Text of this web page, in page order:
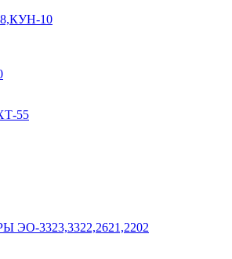
10
55
3323,3322,2621,2202